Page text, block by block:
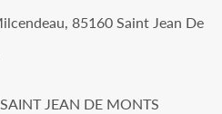
85160 Saint Jean De
JEAN DE MONTS